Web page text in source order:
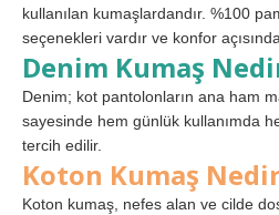
kullanılan kumaşlardandır. %100
seçenekleri vardır ve konfor
Denim Kumaş
Denim; kot pantolonların ana ham
sayesinde hem günlük kullanımda
tercih edilir.
Koton Kumaş
Koton kumaş, nefes alan ve cilde